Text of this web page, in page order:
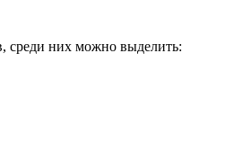
среди них можно выделить: